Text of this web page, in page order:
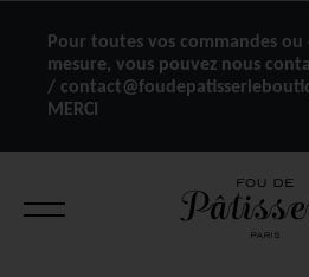
Pour toutes vos commandes ou
mesure, vous pouvez nous
/
MERCI